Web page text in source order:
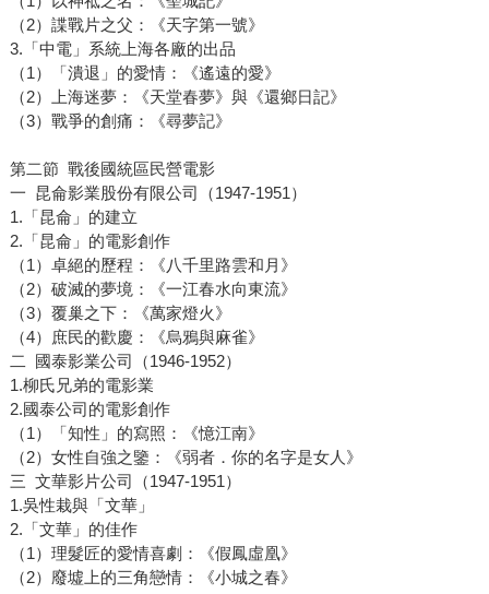
（2）諜戰片之父：《天字第一號》
3.「中電」系統上海各廠的出品
（1）「潰退」的愛情：《遙遠的愛》
（2）上海迷夢：《天堂春夢》與《還鄉日記》
（3）戰爭的創痛：《尋夢記》
第二節 戰後國統區民營電影
一 昆侖影業股份有限公司（1947-1951）
1.「昆侖」的建立
2.「昆侖」的電影創作
（1）卓絕的歷程：《八千里路雲和月》
（2）破滅的夢境：《一江春水向東流》
（3）覆巢之下：《萬家燈火》
（4）庶民的歡慶：《烏鴉與麻雀》
二 國泰影業公司（1946-1952）
1.柳氏兄弟的電影業
2.國泰公司的電影創作
（1）「知性」的寫照：《憶江南》
（2）女性自強之鑒：《弱者．你的名字是女人》
三 文華影片公司（1947-1951）
1.吳性栽與「文華」
2.「文華」的佳作
（1）理髮匠的愛情喜劇：《假鳳虛凰》
（2）廢墟上的三角戀情：《小城之春》